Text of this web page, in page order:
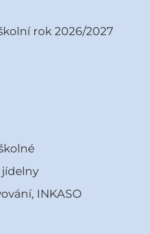
rok 2026/2027
INKASO